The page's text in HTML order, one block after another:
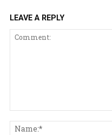
LEAVE A REPLY